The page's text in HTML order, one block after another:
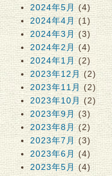
2024年5月(4)
2024年4月(1)
2024年3月(3)
2024年2月 (4)
2024年1月(2)
2023年12月(2)
2023年11月(2)
2023年10月 (2)
2023年9月(3)
2023年8月(2)
2023年7月 (3)
2023年6月 (4)
2023年5月 (4)